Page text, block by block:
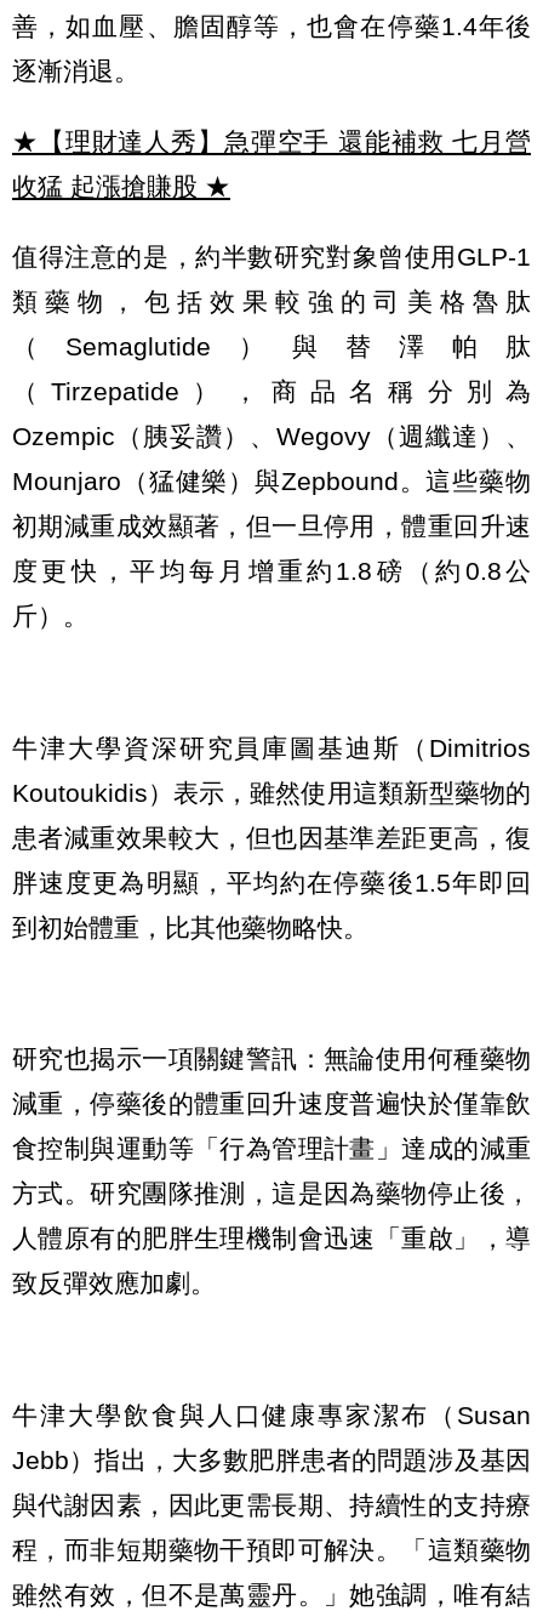
善，如血壓、膽固醇等，也會在停藥1.4年後
逐漸消退。
★【理財達人秀】急彈空手 還能補救 七月營
收猛 起漲搶賺股 ★
值得注意的是，約半數研究對象曾使用GLP-1
類藥物，包括效果較強的司美格魯肽
（Semaglutide）與替澤帕肽
（Tirzepatide），商品名稱分別為
Ozempic（胰妥讚）、Wegovy（週纖達）、
Mounjaro（猛健樂）與Zepbound。這些藥物
初期減重成效顯著，但一旦停用，體重回升速
度更快，平均每月增重約1.8磅（約0.8公
斤）。
牛津大學資深研究員庫圖基迪斯（Dimitrios
Koutoukidis）表示，雖然使用這類新型藥物的
患者減重效果較大，但也因基準差距更高，復
胖速度更為明顯，平均約在停藥後1.5年即回
到初始體重，比其他藥物略快。
研究也揭示一項關鍵警訊：無論使用何種藥物
減重，停藥後的體重回升速度普遍快於僅靠飲
食控制與運動等「行為管理計畫」達成的減重
方式。研究團隊推測，這是因為藥物停止後，
人體原有的肥胖生理機制會迅速「重啟」，導
致反彈效應加劇。
牛津大學飲食與人口健康專家潔布（Susan
Jebb）指出，大多數肥胖患者的問題涉及基因
與代謝因素，因此更需長期、持續性的支持療
程，而非短期藥物干預即可解決。「這類藥物
雖然有效，但不是萬靈丹。」她強調，唯有結